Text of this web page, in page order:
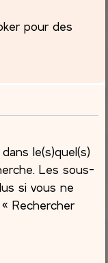
pour des
le(s)quel(s)
Les sous-
si vous ne
Rechercher